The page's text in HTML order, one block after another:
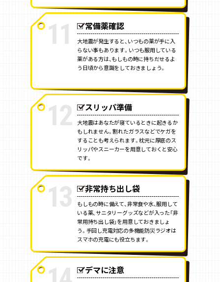
11 常備薬確認
大地震が発生すると、いつもの薬が手に入
らない事もあります。いつも服用している
薬がある方は、もしもの時に持ちだせるよ
う日頃から意識をしておきましょう。
12 スリッパ準備
大地震はあなたが寝ているときに起きるか
もしれません。割れたガラスなどでケガを
することも考えられます。枕元に厚底のス
リッパやスニーカーを用意しておくと安心
です。
13 非常持ち出し袋
もしもの時に備えて、非常食や水、服用して
いる薬、サニタリーグッズなどが入った「非
常用持ち出し袋」を用意しておきましょ
う。手回し充電対応の多機能防災ラジオは
スマホの充電にも役立ちます。
デマに注意